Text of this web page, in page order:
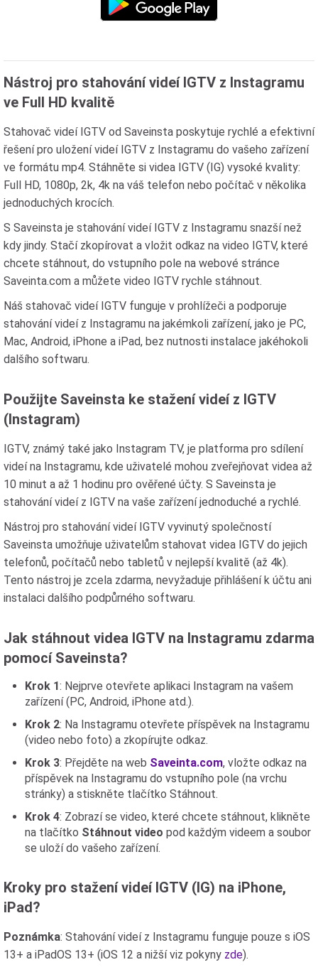
Nástroj pro stahování videí IGTV z Instagramu
ve Full HD kvalitě
Stahovač videí IGTV od Saveinsta poskytuje rychlé a efektivní
řešení pro uložení videí IGTV z Instagramu do vašeho zařízení
ve formátu mp4. Stáhněte si videa IGTV (IG) vysoké kvality:
Full HD, 1080p, 2k, 4k na váš telefon nebo počítač v několika
jednoduchých krocích.
S Saveinsta je stahování videí IGTV z Instagramu snazší než
kdy jindy. Stačí zkopírovat a vložit odkaz na video IGTV, které
chcete stáhnout, do vstupního pole na webové stránce
Saveinta.com a můžete video IGTV rychle stáhnout.
Náš stahovač videí IGTV funguje v prohlížeči a podporuje
stahování videí z Instagramu na jakémkoli zařízení, jako je PC,
Mac, Android, iPhone a iPad, bez nutnosti instalace jakéhokoli
dalšího softwaru.
Použijte Saveinsta ke stažení videí z IGTV
(Instagram)
IGTV, známý také jako Instagram TV, je platforma pro sdílení
videí na Instagramu, kde uživatelé mohou zveřejňovat videa až
10 minut a až 1 hodinu pro ověřené účty. S Saveinsta je
stahování videí z IGTV na vaše zařízení jednoduché a rychlé.
Nástroj pro stahování videí IGTV vyvinutý společností
Saveinsta umožňuje uživatelům stahovat videa IGTV do jejich
telefonů, počítačů nebo tabletů v nejlepší kvalitě (až 4k).
Tento nástroj je zcela zdarma, nevyžaduje přihlášení k účtu ani
instalaci dalšího podpůrného softwaru.
Jak stáhnout videa IGTV na Instagramu zdarma
pomocí Saveinsta?
Krok 1: Nejprve otevřete aplikaci Instagram na vašem
zařízení (PC, Android, iPhone atd.).
Krok 2: Na Instagramu otevřete příspěvek na Instagramu
(video nebo foto) a zkopírujte odkaz.
Krok 3: Přejděte na web Saveinta.com, vložte odkaz na
příspěvek na Instagramu do vstupního pole (na vrchu
stránky) a stiskněte tlačítko Stáhnout.
Krok 4: Zobrazí se video, které chcete stáhnout, klikněte
na tlačítko Stáhnout video pod každým videem a soubor
se uloží do vašeho zařízení.
Kroky pro stažení videí IGTV (IG) na iPhone,
iPad?
Poznámka: Stahování videí z Instagramu funguje pouze s iOS
13+ a iPadOS 13+ (iOS 12 a nižší viz pokyny zde).